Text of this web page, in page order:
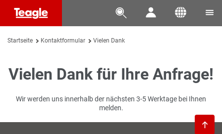
   
Startseite Kontaktformular Vielen Dank
Vielen Dank für Ihre Anfrage!
Wir werden uns innerhalb der nächsten 3-5 Werktage bei Ihnen
melden.
